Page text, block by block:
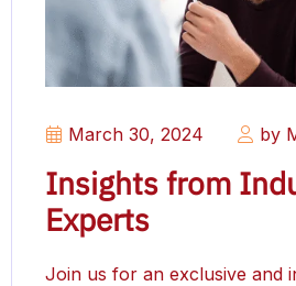
March 30, 2024 by
Insights from
Experts
Join us for an exclusive and